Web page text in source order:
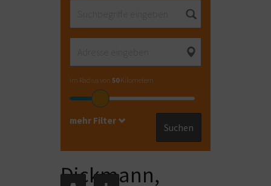
im Radius von 50Kilometern
Suchen
mehr Filter
Dickmann,